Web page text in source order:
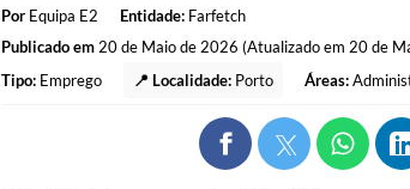
Por Equipa E2 Entidade: Farfetch
Publicado em20 de Maio de 2026 (Atualizado em 20 de
Tipo: Emprego 📍 Localidade: Porto Áreas: